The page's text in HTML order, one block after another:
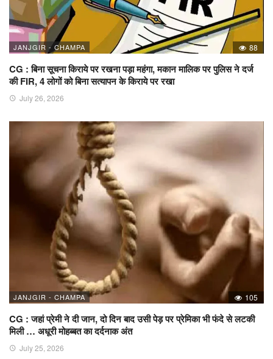
JANJGIR - CHAMPA 88
CG : बिना सूचना किराये पर रखना पड़ा महंगा, मकान मालिक पर पुलिस ने दर्ज
की FIR, 4 लोगों को बिना सत्यापन के किराये पर रखा
July 26, 2026
JANJGIR - CHAMPA 105
CG : जहां प्रेमी ने दी जान, दो दिन बाद उसी पेड़ पर प्रेमिका भी फंदे से लटकी
मिली … अधूरी मोहब्बत का दर्दनाक अंत
July 25, 2026